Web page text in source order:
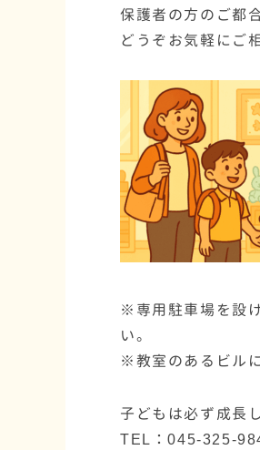
保護者の方のご都
どうぞお気軽にご
※専用駐車場を設
い。
※教室のあるビル
子どもは必ず成長
TEL：045-325-